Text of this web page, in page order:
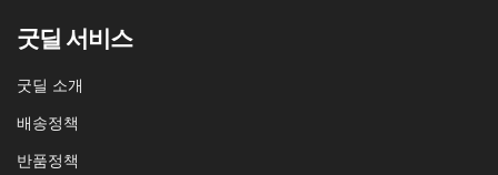
굿딜 서비스
굿딜 소개
배송정책
반품정책